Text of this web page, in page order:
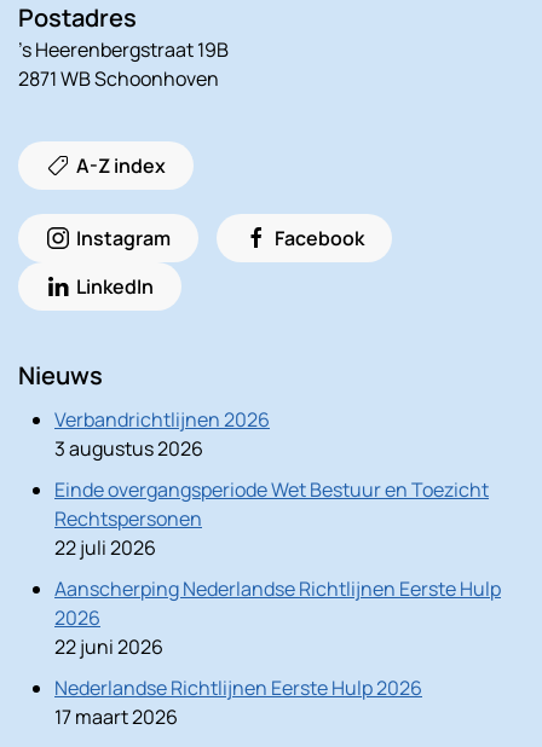
Postadres
’s Heerenbergstraat 19B
2871 WB Schoonhoven
A-Z index
Instagram
Facebook
LinkedIn
Nieuws
Verbandrichtlijnen 2026
3 augustus 2026
Einde overgangsperiode Wet Bestuur en Toezicht
Rechtspersonen
22 juli 2026
Aanscherping Nederlandse Richtlijnen Eerste Hulp
2026
22 juni 2026
Nederlandse Richtlijnen Eerste Hulp 2026
17 maart 2026